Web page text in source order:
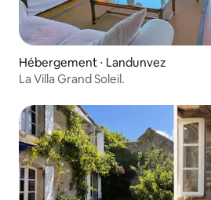
Hébergement ⋅ Landunvez
La Villa Grand Soleil.